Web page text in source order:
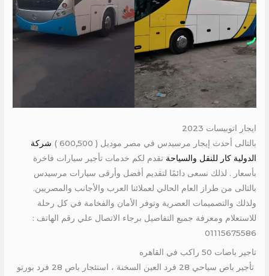
ايجار اتوبيسات 2023
بالتالى أحدث إيجار مرسيدس في مصر موديل ( 600,500 )
شركة
الدولية كار للنقل والسياحةتقدم لكم خدمات تأجير سيارات فاخرة
بأسعار . لذلك نسعى دائمًا لتقديم أفضل وأرقى سيارات مرسيدس
بالتالى من طراز العام الحالي لعملائنا العرب والأجانب والمصريين.
ولذلك والتصميمات العصرية وتوفر الأمان والفخامة في كل رحلة
للاستعلام ومعرفة جميع التفاصيل برجاء الاتصال علي رقم الهاتف :
01115675586
تاجير باصات 50 راكب في القاهره
تأجير باص سياحي 28 فرد العين السخنة ، استئجار باص 28 فرد بورتو